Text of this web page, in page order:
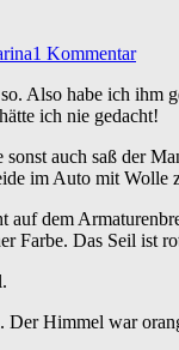
1 Kommentar
Also habe ich
ich nie gedacht!
auch saß der
im Auto mit Wolle
auf dem
Farbe. Das Seil
Der Himmel war